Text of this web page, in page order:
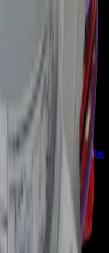
Aire Acondicionado